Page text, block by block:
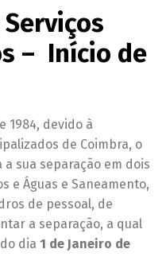
– Início de
1984, devido à
de Coimbra, o
sua separação em dois
e Águas e Saneamento,
de pessoal, de
a separação, a qual
dia 1 de Janeiro de